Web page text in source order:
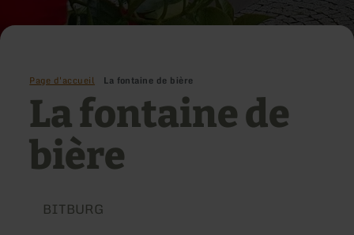
Page d'accueil La fontaine de bière
La fontaine de
bière
BITBURG